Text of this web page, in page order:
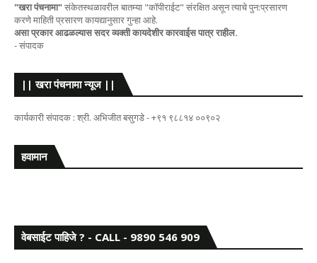
"खरा पंचनामा"संकेतस्थळावरील बातम्या "कॉपीराईट" संरक्षित असून त्याचे पुन:प्रसारण
करणे माहिती प्रसारण कायद्यानुसार गुन्हा आहे.
असा प्रकार आढळल्यास सदर व्यक्ती कायदेशीर कारवाईस पात्र राहील.
- संपादक
|| खरा पंचनामा न्यूज ||
कार्यकारी संपादक : श्री. अभिजीत बसुगडे - +९१ ९८८१४ ००९०२
हवामान
वेबसाईट पाहिजे ? - CALL - 9890 546 909